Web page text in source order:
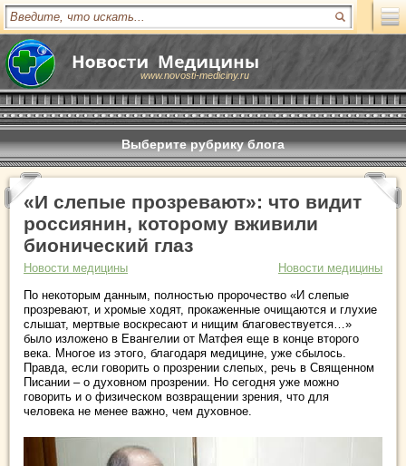
www.novosti-mediciny.ru
Выберите рубрику блога
«И слепые прозревают»: что видит
россиянин, которому вживили
бионический глаз
Новости медицины
Новости медицины
По некоторым данным, полностью пророчество «И слепые
прозревают, и хромые ходят, прокаженные очищаются и глухие
слышат, мертвые воскресают и нищим благовествуется…»
было изложено в Евангелии от Матфея еще в конце второго
века. Многое из этого, благодаря медицине, уже сбылось.
Правда, если говорить о прозрении слепых, речь в Священном
Писании – о духовном прозрении. Но сегодня уже можно
говорить и о физическом возвращении зрения, что для
человека не менее важно, чем духовное.